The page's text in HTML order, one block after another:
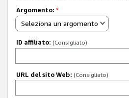
Argomento: *
Seleziona un argomento
ID affiliato: (Consigliato)
URL del sito Web: (Consigliato)